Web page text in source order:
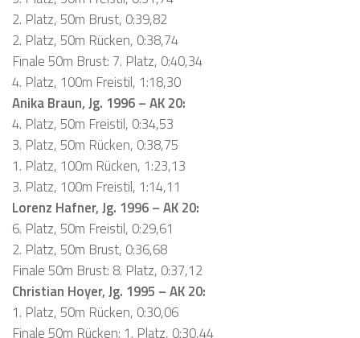
2. Platz, 50m Brust, 0:39,82
2. Platz, 50m Rücken, 0:38,74
Finale 50m Brust: 7. Platz, 0:40,34
4. Platz, 100m Freistil, 1:18,30
Anika Braun, Jg. 1996 – AK 20:
4. Platz, 50m Freistil, 0:34,53
3. Platz, 50m Rücken, 0:38,75
1. Platz, 100m Rücken, 1:23,13
3. Platz, 100m Freistil, 1:14,11
Lorenz Hafner, Jg. 1996 – AK 20:
6. Platz, 50m Freistil, 0:29,61
2. Platz, 50m Brust, 0:36,68
Finale 50m Brust: 8. Platz, 0:37,12
Christian Hoyer, Jg. 1995 – AK 20:
1. Platz, 50m Rücken, 0:30,06
Finale 50m Rücken: 1. Platz, 0:30,44